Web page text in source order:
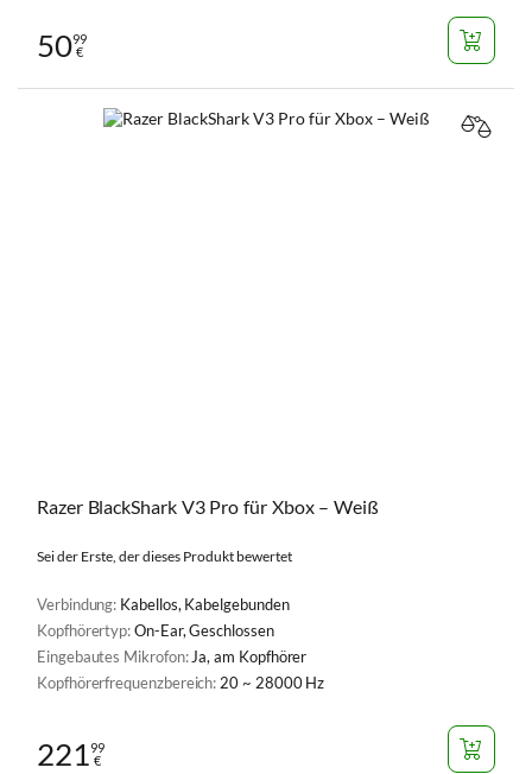
5099
€
Razer BlackShark V3 Pro für Xbox – Weiß
Sei der Erste, der dieses Produkt bewertet
Verbindung: Kabellos, Kabelgebunden
Kopfhörertyp:On-Ear, Geschlossen
Eingebautes Mikrofon: Ja, am Kopfhörer
Kopfhörerfrequenzbereich: 20 ~ 28000 Hz
22199
€